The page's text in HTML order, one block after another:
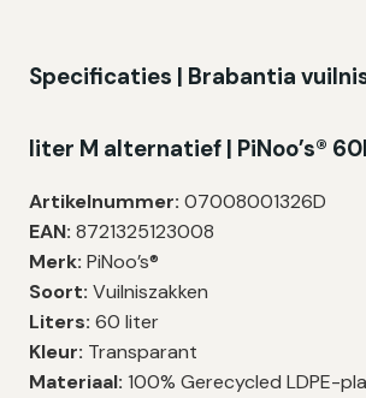
Specificaties | Brabantia
liter M alternatief | PiNoo’s®
Artikelnummer: 07008001326D
EAN: 8721325123008
Merk: PiNoo’s®
Soort: Vuilniszakken
Liters: 60 liter
Kleur: Transparant
Materiaal: 100% Gerecycled LDPE-